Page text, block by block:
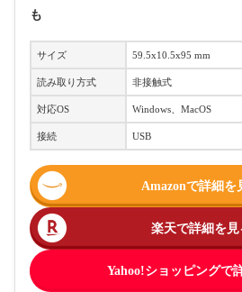
も
サイズ 59.5x10.5x95 mm
読み取り方式 非接触式
対応OS Windows、MacOS
接続 USB
Amazonで詳細を
楽天で詳細を見
Yahoo!ショッピングで